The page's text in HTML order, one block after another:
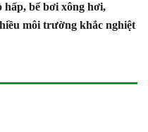
hấp, bể bơi xông hơi,
môi trường khắc nghiệt